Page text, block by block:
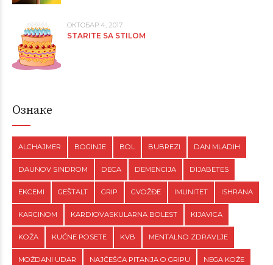
ОКТОБАР 4, 2017
STARITE SA STILOM
Ознаке
ALCHAJMER BOGINJE BOL BUBREZI DAN MLADIH
DAUNOV SINDROM DECA DEMENCIJA DIJABETES
EKCEMI GEŠTALT GRIP GVOŽĐE IMUNITET ISHRANA
KARCINOM KARDIOVASKULARNA BOLEST KIJAVICA
KOŽA KUĆNE POSETE KVB MENTALNO ZDRAVLJE
MOŽDANI UDAR NAJČEŠĆA PITANJA O GRIPU NEGA KOŽE